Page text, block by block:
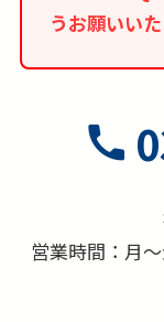
うお願いいた
営業時間：月